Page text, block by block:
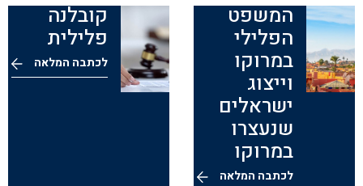
המשפט
הפלילי
במרוקו
וייצוג
ישראלים
שנעצרו
במרוקו
לכתבה המלאה
קובלנה
פלילית
לכתבה המלאה